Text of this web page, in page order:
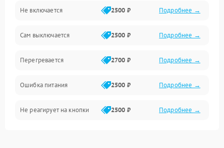
Не включается 2500 ₽ Подробнее →
Сам выключается 2500 ₽ Подробнее →
Перегревается 2700 ₽ Подробнее →
Ошибка питания 2500 ₽ Подробнее →
Не реагирует на кнопки 2500 ₽ Подробнее →